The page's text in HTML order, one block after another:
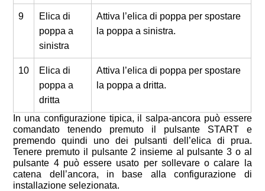
9
Elica di
poppa a
sinistra
Attiva l’elica di poppa per spostare
la poppa a sinistra.
10
Elica di
poppa a
dritta
Attiva l’elica di poppa per spostare
la poppa a dritta.
In una configurazione tipica, il salpa-ancora può essere
comandato tenendo premuto il pulsante START e
premendo quindi uno dei pulsanti dell’elica di prua.
Tenere premuto il pulsante 2 insieme al pulsante 3 o al
pulsante 4 può essere usato per sollevare o calare la
catena dell’ancora, in base alla configurazione di
installazione selezionata.